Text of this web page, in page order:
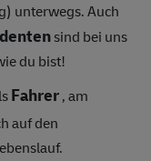
unterwegs.Auch
sind bei uns
du bist!
Fahrer, am
auf den